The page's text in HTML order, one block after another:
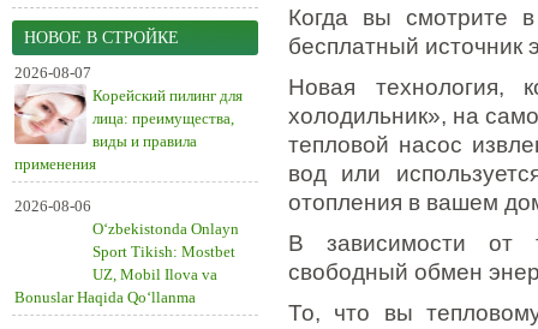
НОВОЕ В СТРОЙКЕ
2026-08-07
Корейский пилинг для
лица: преимущества,
виды и правила
применения
2026-08-06
O‘zbekistonda Onlayn
Sport Tikish: Mostbet
UZ, Mobil Ilova va
Bonuslar Haqida Qo‘llanma
Когда вы смотрите
бесплатный источник
Новая технология,
холодильник», на
тепловой насос
вод или
отопления в вашем
В зависимости от
свободный обмен
То, что вы